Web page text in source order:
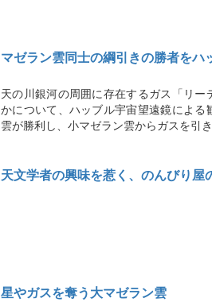
マゼラン雲同士の綱引きの勝者をハ
天の川銀河の周囲に存在するガス「リ
かについて、ハッブル宇宙望遠鏡によ
雲が勝利し、小マゼラン雲からガスを引
天文学者の興味を惹く、のんびり屋
星やガスを奪う大マゼラン雲